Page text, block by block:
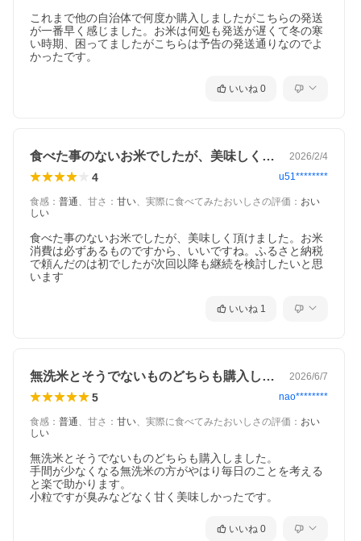
これまで他の自治体で何度か購入しましたがこちらの発送
が一番早く感じました。お米は何処も発送が遅くて冬の寒
い時期、困ってましたがこちらは予告の発送通りなのでよ
かったです。
いいね 0
食べた事のないお米でしたが、美味しく頂… 2026/2/4
4 u51********
食感 ： 普通、 甘さ ： 甘い、 実際に食べてみたおいしさの評価 ： おい
しい
食べた事のないお米でしたが、美味しく頂けました。お米
消費は必ずあるものですから、いいですね。ふるさと納税
で頼んだのは初でしたが次回以降も継続を検討したいと思
います
いいね 1
無洗米とそうでないものどちらも購入しま… 2026/6/7
5 nao********
食感 ： 普通、 甘さ ： 甘い、 実際に食べてみたおいしさの評価 ： おい
しい
無洗米とそうでないものどちらも購入しました。
手間が少なくなる無洗米の方がやはり毎日のことを考える
と楽で助かります。
いいね 0